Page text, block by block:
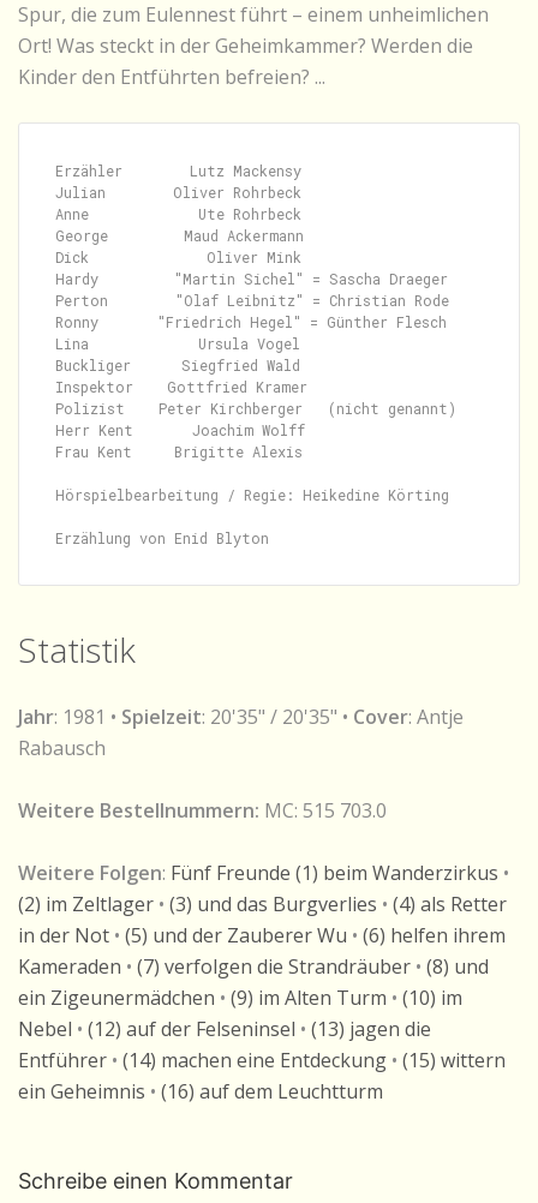
Spur, die zum Eulennest führt – einem unheimlichen
Ort! Was steckt in der Geheimkammer? Werden die
Kinder den Entführten befreien? ...
Erzähler        Lutz Mackensy
Julian        Oliver Rohrbeck
Anne             Ute Rohrbeck
George         Maud Ackermann
Dick              Oliver Mink
Hardy         "Martin Sichel" = Sascha Draeger
Perton        "Olaf Leibnitz" = Christian Rode
Ronny       "Friedrich Hegel" = Günther Flesch
Lina             Ursula Vogel
Buckliger      Siegfried Wald
Inspektor    Gottfried Kramer
Polizist    Peter Kirchberger   (nicht genannt)
Herr Kent       Joachim Wolff
Frau Kent     Brigitte Alexis
Hörspielbearbeitung / Regie: Heikedine Körting
Statistik
Jahr: 1981 • Spielzeit: 20'35" / 20'35" • Cover: Antje
Rabausch
Weitere Bestellnummern: MC: 515 703.0
Weitere Folgen: Fünf Freunde (1) beim Wanderzirkus •
(2) im Zeltlager • (3) und das Burgverlies • (4) als Retter
in der Not • (5) und der Zauberer Wu • (6) helfen ihrem
Kameraden • (7) verfolgen die Strandräuber • (8) und
ein Zigeunermädchen • (9) im Alten Turm • (10) im
Nebel • (12) auf der Felseninsel • (13) jagen die
Entführer • (14) machen eine Entdeckung • (15) wittern
ein Geheimnis • (16) auf dem Leuchtturm
Schreibe einen Kommentar